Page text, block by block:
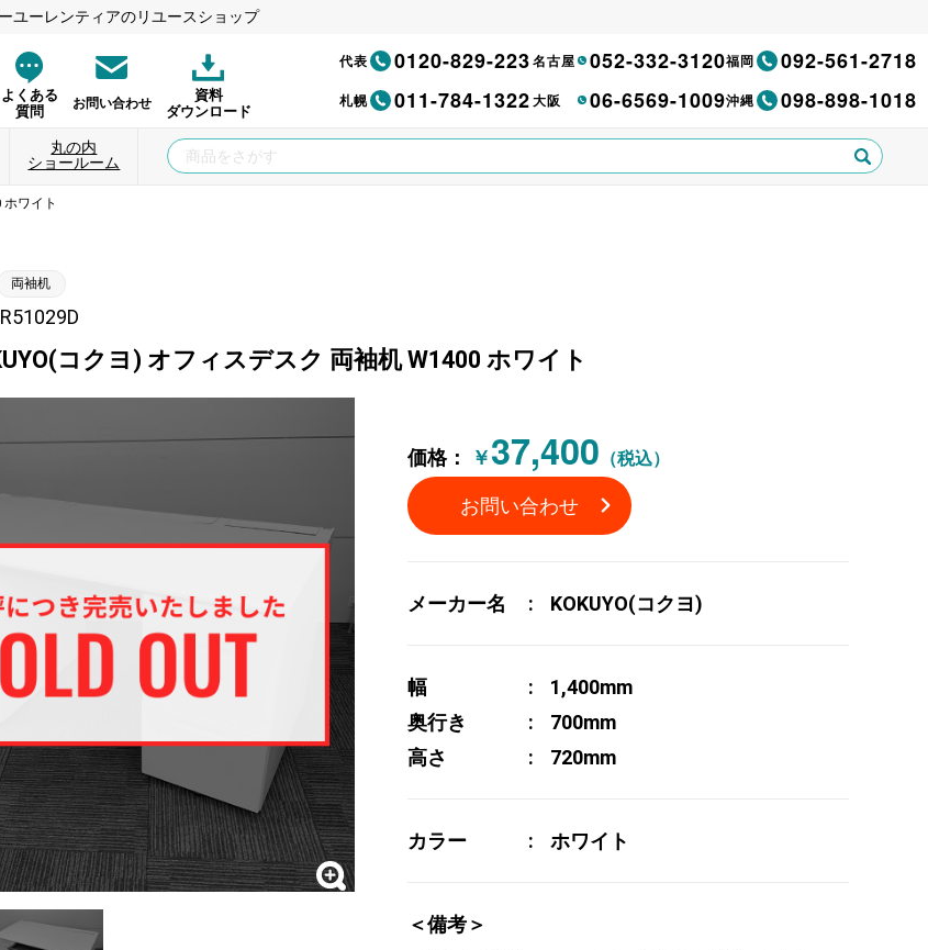
ユーレンティアのリユースショップ
よくある
質問
お問い合わせ
資料
ダウンロード
代表 0120-829-223名古屋 052-332-3120福岡 092-561-2718
札幌 011-784-1322大阪 06-6569-1009沖縄 098-898-1018
丸の内
ショールーム
ホワイト
両袖机
コクヨ) オフィスデスク 両袖机 W1400 ホワイト
価格： ￥37,400 （税込）
お問い合わせ
メーカー名 KOKUYO(コクヨ)
幅
1,400mm
奥行き
700mm
高さ
720mm
カラー ホワイト
＜備考＞